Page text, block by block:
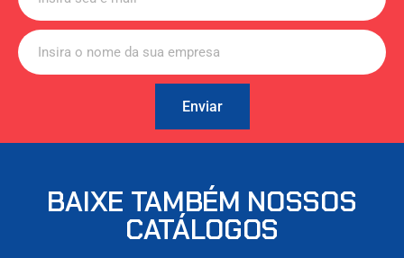
Enviar
BAIXE TAMBÉM NOSSOS
CATÁLOGOS